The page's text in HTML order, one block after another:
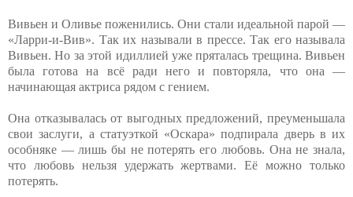
Вивьен и Оливье поженились. Они стали идеальной парой —
«Ларри-и-Вив». Так их называли в прессе. Так его называла
Вивьен. Но за этой идиллией уже пряталась трещина. Вивьен
была готова на всё ради него и повторяла, что она —
начинающая актриса рядом с гением.
Она отказывалась от выгодных предложений, преуменьшала
свои заслуги, а статуэткой «Оскара» подпирала дверь в их
особняке — лишь бы не потерять его любовь. Она не знала,
что любовь нельзя удержать жертвами. Её можно только
потерять.